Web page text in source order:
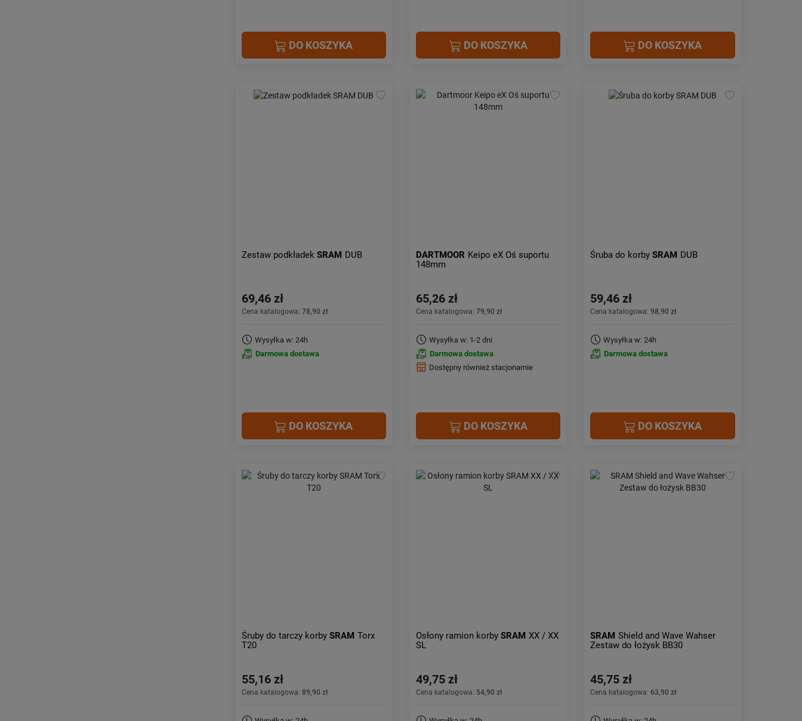
DO KOSZYKA DO KOSZYKA DO KOSZYKA
Zestaw podkładek SRAM DUB
69,46 zł
Cena katalogowa: 78,90 zł
Wysyłka w: 24h
Darmowa dostawa
DO KOSZYKA
DARTMOOR Keipo eX Oś suportu
148mm
65,26 zł
Cena katalogowa: 79,90 zł
Wysyłka w: 1-2 dni
Darmowa dostawa
Dostępny również stacjonarnie
DO KOSZYKA
Śruba do korbySRAM DUB
59,46 zł
Cena katalogowa:98,90 zł
Wysyłka w: 24h
Darmowa dostawa
DO KOSZYKA
Śruby do tarczy korby SRAM Torx
T20
55,16 zł
Cena katalogowa: 89,90 zł
Osłony ramion korby SRAM XX / XX
SL
49,75 zł
Cena katalogowa: 54,90 zł
SRAM Shield and Wave Wahser
Zestaw do łożysk BB30
45,75 zł
Cena katalogowa:63,90 zł